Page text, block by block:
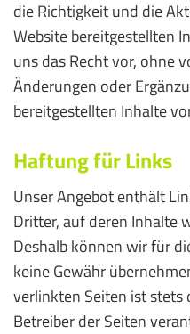
die Richtigkeit und die
Website bereitgestellten
uns das Recht vor, ohne
Änderungen oder
bereitgestellten Inhalte
Haftung für Links
Unser Angebot enthält
Dritter, auf deren Inhalte
Deshalb können wir für
keine Gewähr
verlinkten Seiten ist stets
Betreiber der Seiten